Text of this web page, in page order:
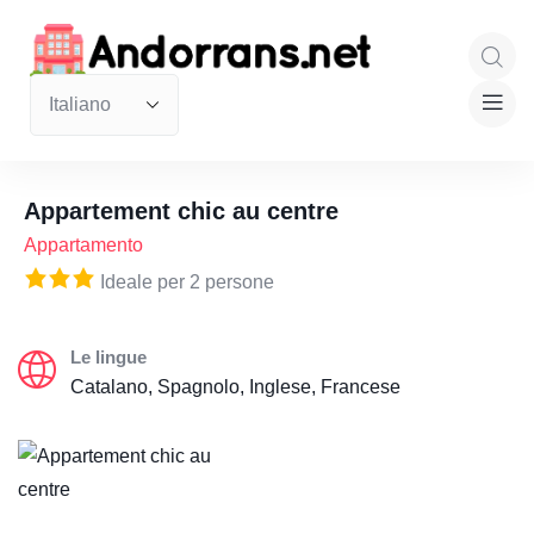
Appartement chic au centre
Appartamento
Ideale per 2 persone
Le lingue
Catalano, Spagnolo, Inglese, Francese